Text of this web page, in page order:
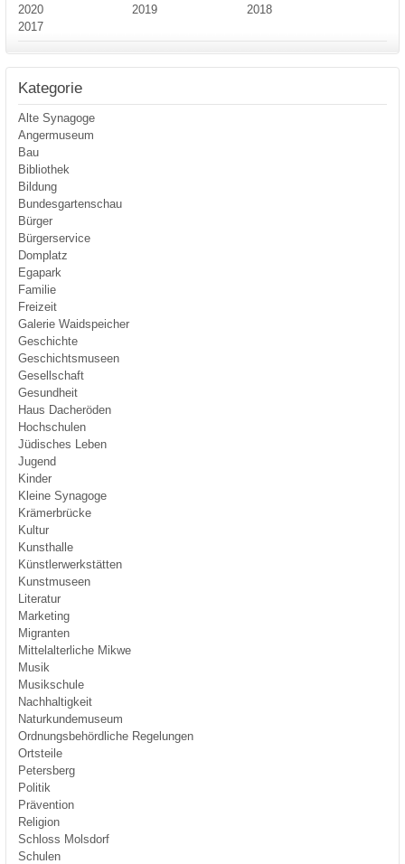
2020
2019
2018
2017
Kategorie
Alte Synagoge
Angermuseum
Bau
Bibliothek
Bildung
Bundesgartenschau
Bürger
Bürgerservice
Domplatz
Egapark
Familie
Freizeit
Galerie Waidspeicher
Geschichte
Geschichtsmuseen
Gesellschaft
Gesundheit
Haus Dacheröden
Hochschulen
Jüdisches Leben
Jugend
Kinder
Kleine Synagoge
Krämerbrücke
Kultur
Kunsthalle
Künstlerwerkstätten
Kunstmuseen
Literatur
Marketing
Migranten
Mittelalterliche Mikwe
Musik
Musikschule
Nachhaltigkeit
Naturkundemuseum
Ordnungsbehördliche Regelungen
Ortsteile
Petersberg
Politik
Prävention
Religion
Schloss Molsdorf
Schulen